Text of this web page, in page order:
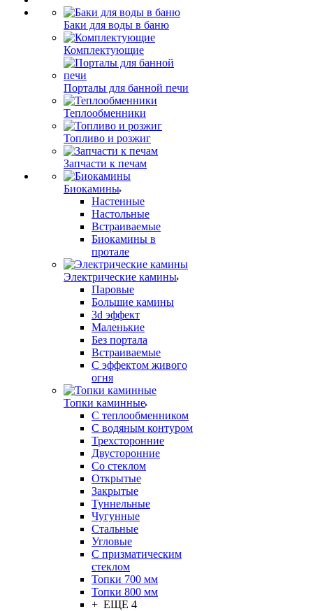
Баки для воды в баню
Комплектующие
Порталы для банной печи
Теплообменники
Топливо и розжиг
Запчасти к печам
Биокамины
Настенные
Настольные
Встраиваемые
Биокамины в
протале
Электрические камины
Паровые
Большие камины
3d эффект
Маленькие
Без портала
Встраиваемые
С эффектом живого
огня
Топки каминные
С теплообменником
С водяным контуром
Трехсторонние
Двусторонние
Со стеклом
Открытые
Закрытые
Туннельные
Чугунные
Стальные
Угловые
С призматическим
стеклом
Топки 700 мм
Топки 800 мм
+ ЕЩЕ 4